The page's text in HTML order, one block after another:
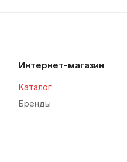
Интернет-магазин
Каталог
Бренды